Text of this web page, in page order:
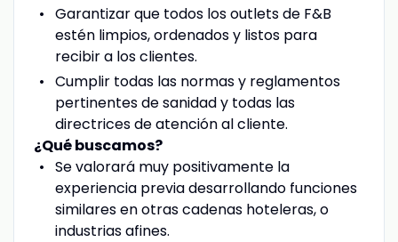
Garantizar que todos los outlets de F&B
estén limpios, ordenados y listos para
recibir a los clientes.
Cumplir todas las normas y reglamentos
pertinentes de sanidad y todas las
directrices de atención al cliente.
¿Qué buscamos?
Se valorará muy positivamente la
experiencia previa desarrollando funciones
similares en otras cadenas hoteleras, o
industrias afines.